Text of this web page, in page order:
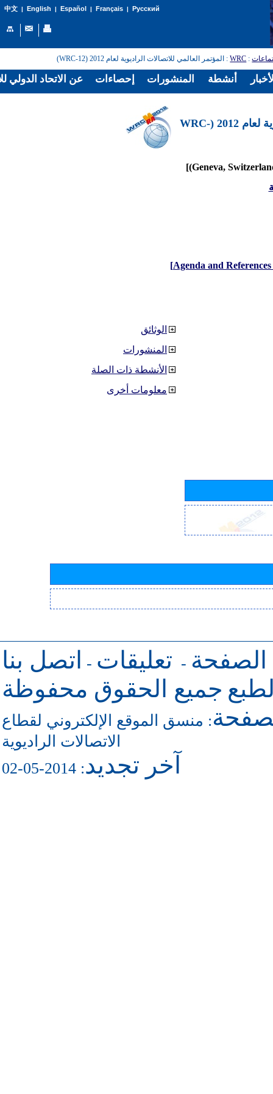
中文| English | Español | Français| Русский
:
WRC: المؤتمر العالمي للاتصالات الراديوية لعام 2012 (WRC-12)
المؤتمر العالمي للاتصالات الراديوية لعام 2012 (WRC-
الوثائق
المنشورات
الأنشطة ذات الصلة
معلومات أخرى
الصفحة - تعليقات -
اتصل بنا
جميع الحقوق محفوظة
: منسق الموقع الإلكتروني لقطاع
الاتصالات الراديوية
آخر تجديد: 2014-05-02
عن الاتحاد الدولي إحصاءات المنشورات أنشطة